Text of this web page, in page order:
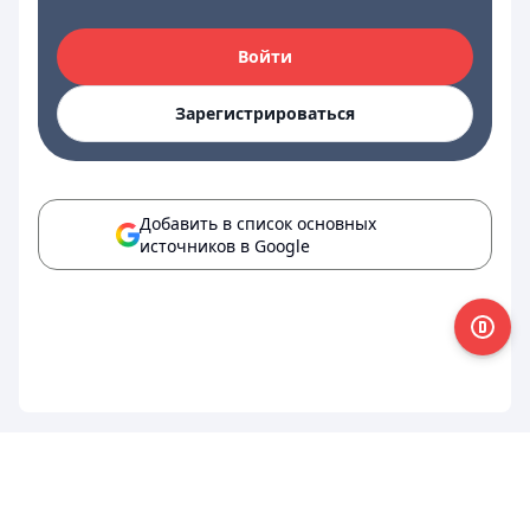
Войти
Зарегистрироваться
Добавить в список основных
источников в Google